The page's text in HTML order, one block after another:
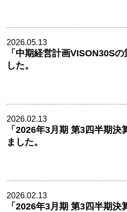
2026.05.13
「中期経営計画VISON30S
した。
2026.02.13
「2026年3月期 第3四半期決
ました。
2026.02.13
「2026年3月期 第3四半期